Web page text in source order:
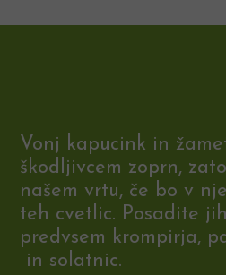
Vonj kapucink in
škodljivcem zoprn,
našem vrtu, če bo v
teh cvetlic. Posadite
predvsem krompirja,
in solatnic.